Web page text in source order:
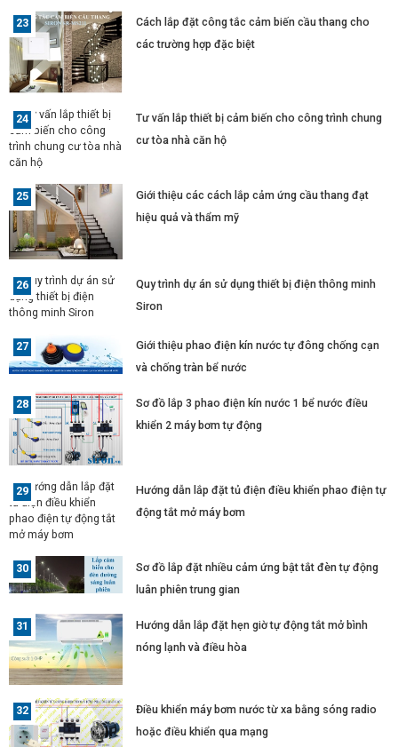
Cách lắp đặt công tắc cảm biến cầu thang cho
các trường hợp đặc biệt
Tư vấn lắp thiết bị cảm biến cho công trình chung
cư tòa nhà căn hộ
Giới thiệu các cách lắp cảm ứng cầu thang đạt
hiệu quả và thẩm mỹ
Quy trình dự án sử dụng thiết bị điện thông minh
Siron
Giới thiệu phao điện kín nước tự đông chống cạn
và chống tràn bể nước
Sơ đồ lắp 3 phao điện kín nước 1 bể nước điều
khiển 2 máy bơm tự động
Hướng dẫn lắp đặt tủ điện điều khiển phao điện tự
động tắt mở máy bơm
Sơ đồ lắp đặt nhiều cảm ứng bật tắt đèn tự động
luân phiên trung gian
Hướng dẫn lắp đặt hẹn giờ tự động tắt mở bình
nóng lạnh và điều hòa
Điều khiển máy bơm nước từ xa bằng sóng radio
hoặc điều khiển qua mạng